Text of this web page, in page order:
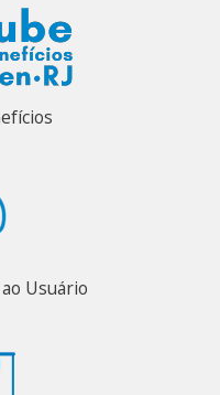
Usuário